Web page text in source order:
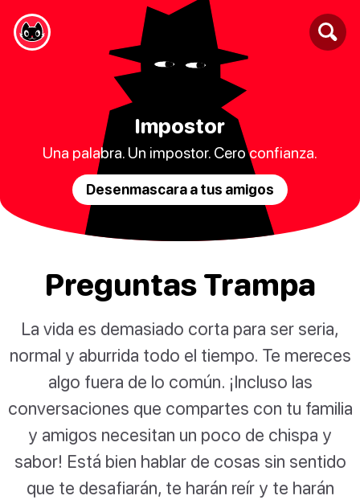
Impostor
Una palabra. Un impostor. Cero confianza.
Desenmascara a tus amigos
Preguntas Trampa
La vida es demasiado corta para ser seria,
normal y aburrida todo el tiempo. Te mereces
algo fuera de lo común. ¡Incluso las
conversaciones que compartes con tu familia
y amigos necesitan un poco de chispa y
sabor! Está bien hablar de cosas sin sentido
que te desafiarán, te harán reír y te harán